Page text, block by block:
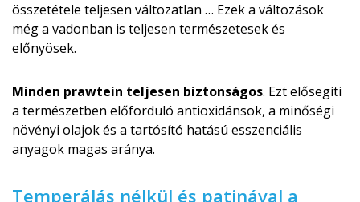
összetétele teljesen változatlan … Ezek a változások
még a vadonban is teljesen természetesek és
előnyösek.
Minden prawtein teljesen biztonságos. Ezt elősegíti
a természetben előforduló antioxidánsok, a minőségi
növényi olajok és a tartósító hatású esszenciális
anyagok magas aránya.
Temperálás nélkül és patinával a